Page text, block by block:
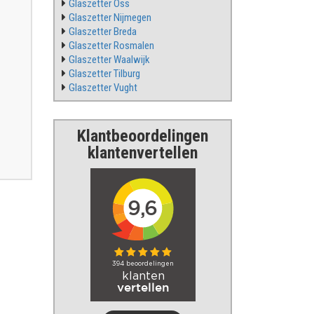
Glaszetter Oss
Glaszetter Nijmegen
Glaszetter Breda
Glaszetter Rosmalen
Glaszetter Waalwijk
Glaszetter Tilburg
Glaszetter Vught
Klantbeoordelingen
klantenvertellen